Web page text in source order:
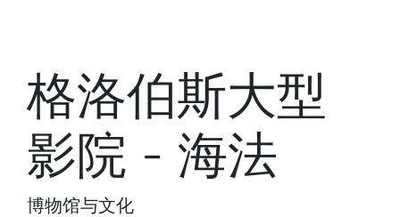
格洛伯斯大型
影院 - 海法
博物馆与文化